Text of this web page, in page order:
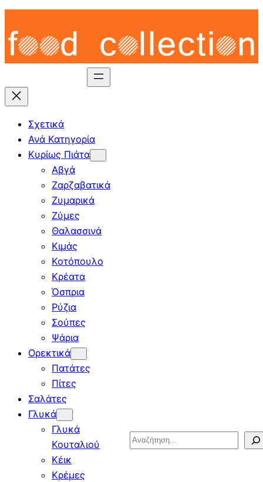
Skip
content
Σχετικά
Ανά Κατηγορία
Κυρίως Πιάτα
Αβγά
Ζαρζαβατικά
Ζυμαρικά
Ζύμες
Θαλασσινά
Κιμάς
Κοτόπουλο
Κρέατα
Όσπρια
Ρύζια
Σούπες
Ψάρια
Ορεκτικά
Πατάτες
Πίτες
Σαλάτες
Γλυκά
Γλυκά
Κουταλιού
Κέικ
Κρέμες
Search